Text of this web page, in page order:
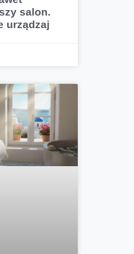
salon.
urządzaj